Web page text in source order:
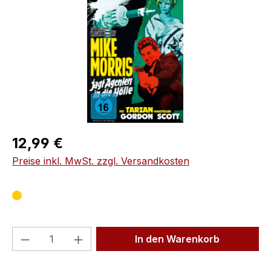
Regulärer Preis:
12,99 €
Preise inkl. MwSt. zzgl. Versandkosten
Produkt Anzahl: Gib denIn den Warenkorb